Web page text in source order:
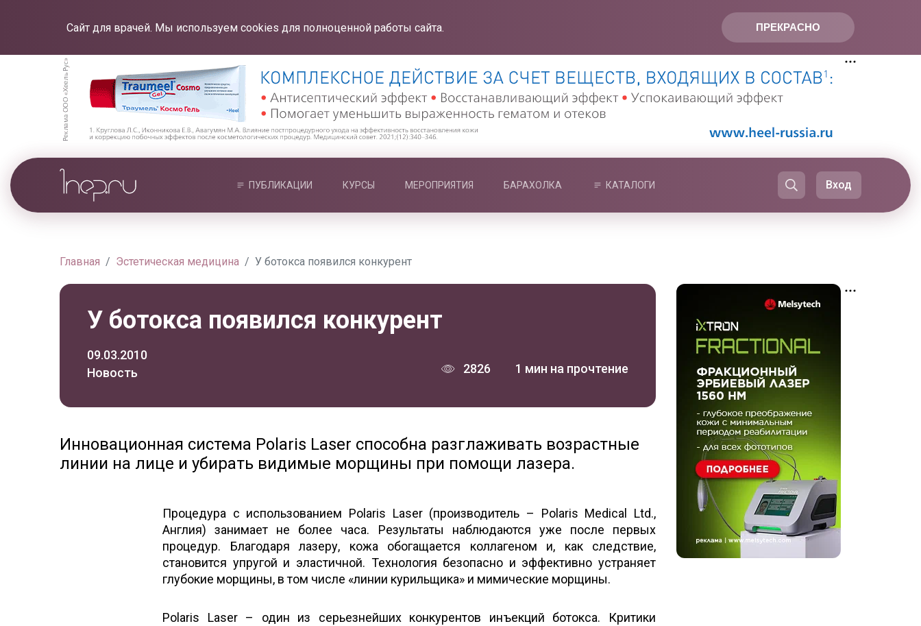
ПРЕКРАСНО
Сайт для врачей. Мы используем cookies для полноценной работы сайта.
ПУБЛИКАЦИИ КУРСЫ МЕРОПРИЯТИЯ БАРАХОЛКА КАТАЛОГИ Вход
Главная Эстетическая медицина У ботокса появился конкурент
У ботокса появился конкурент
09.03.2010
Новость
2826 1 мин на прочтение
Инновационная система Polaris Laser способна разглаживать возрастные
линии на лице и убирать видимые морщины при помощи лазера.
Процедура с использованием Polaris Laser (производитель – Polaris Medical Ltd.,
Англия) занимает не более часа. Результаты наблюдаются уже после первых
процедур. Благодаря лазеру, кожа обогащается коллагеном и, как следствие,
становится упругой и эластичной. Технология безопасно и эффективно устраняет
глубокие морщины, в том числе «линии курильщика» и мимические морщины.
Polaris Laser – один из серьезнейших конкурентов инъекций ботокса. Критики